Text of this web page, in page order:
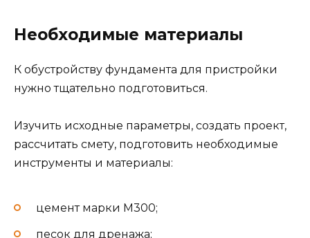
Необходимые материалы
К обустройству фундамента для пристройки
нужно тщательно подготовиться.
Изучить исходные параметры, создать проект,
рассчитать смету, подготовить необходимые
инструменты и материалы:
цемент марки М300;
песок для дренажа;